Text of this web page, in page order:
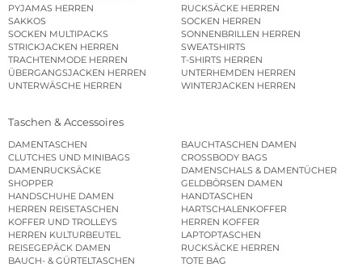
PYJAMAS HERREN
RUCKSÄCKE HERREN
SAKKOS
SOCKEN HERREN
SOCKEN MULTIPACKS
SONNENBRILLEN HERREN
STRICKJACKEN HERREN
SWEATSHIRTS
TRACHTENMODE HERREN
T-SHIRTS HERREN
ÜBERGANGSJACKEN HERREN
UNTERHEMDEN HERREN
UNTERWÄSCHE HERREN
WINTERJACKEN HERREN
Taschen & Accessoires
DAMENTASCHEN
BAUCHTASCHEN DAMEN
CLUTCHES UND MINIBAGS
CROSSBODY BAGS
DAMENRUCKSÄCKE
DAMENSCHALS & DAMENTÜCHER
SHOPPER
GELDBÖRSEN DAMEN
HANDSCHUHE DAMEN
HANDTASCHEN
HERREN REISETASCHEN
HARTSCHALENKOFFER
KOFFER UND TROLLEYS
HERREN KOFFER
HERREN KULTURBEUTEL
LAPTOPTASCHEN
REISEGEPÄCK DAMEN
RUCKSÄCKE HERREN
BAUCH- & GÜRTELTASCHEN
TOTE BAG